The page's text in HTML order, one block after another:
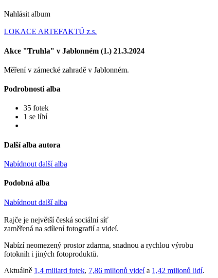
Nahlásit album
LOKACE ARTEFAKTŮ z.s.
Akce "Truhla" v Jablonném (1.) 21.3.2024
Měření v zámecké zahradě v Jablonném.
Podrobnosti alba
35 fotek
1 se líbí
Další alba autora
Nabídnout další alba
Podobná alba
Nabídnout další alba
Rajče je největší česká sociální síť
zaměřená na sdílení fotografií a videí.
Nabízí neomezený prostor zdarma, snadnou a rychlou výrobu
fotoknih i jiných fotoproduktů.
Aktuálně 1,4 miliard fotek, 7,86 milionů videía 1,42 milionů lidí.